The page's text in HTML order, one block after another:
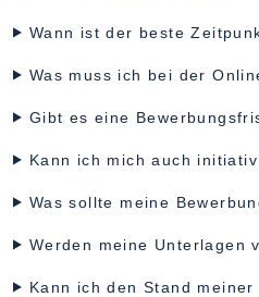
Wann ist der beste
Was muss ich bei der
Gibt es eine
Kann ich mich auch
Was sollte meine
Werden meine Unterlagen
Kann ich den Stand